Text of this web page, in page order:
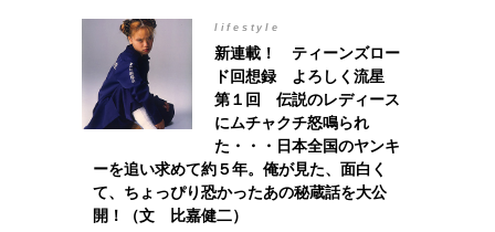
lifestyle
新連載！ ティーンズロー
ド回想録 よろしく流星
第１回 伝説のレディース
にムチャクチ怒鳴られ
た・・・日本全国のヤンキ
ーを追い求めて約５年。俺が見た、面白く
て、ちょっぴり恐かったあの秘蔵話を大公
開！（文 比嘉健二）